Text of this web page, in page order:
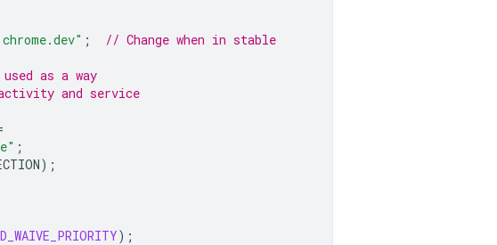
; // Change when in stable
as a way
and service
;
);
);